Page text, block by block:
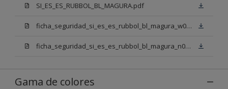
SI_ES_ES_RUBBOL_BL_MAGURA.pdf
ficha_seguridad_si_es_es_rubbol_bl_magura_w05.pdf
ficha_seguridad_si_es_es_rubbol_bl_magura_n00.pdf
Gama de colores